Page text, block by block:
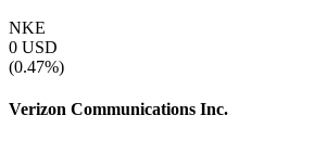
NKE
0 USD
(0.47%)
Verizon Communications Inc.